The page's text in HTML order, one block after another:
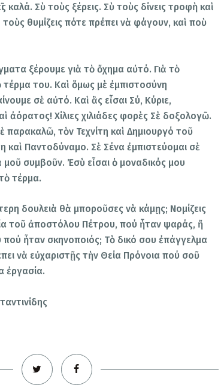
καλά. Σὺ τοὺς ξέρεις. Σὺ τοὺς δίνεις τροφὴ καὶ
θυμίζεις πότε πρέπει νὰ φάγουν, καὶ ποὺ
ξέρουμε γιὰ τὸ ὄχημα αὐτό. Γιὰ τὸ
τέρμα του. Καὶ ὅμως μὲ ἐμπιστοσύνη
σὲ αὐτό. Καὶ ἂς εἶσαι Σύ, Κύριε,
ἀόρατος! Χίλιες χιλιάδες φορὲς Σὲ δοξολογῶ.
παρακαλῶ, τὸν Τεχνίτη καὶ Δημιουργό τοῦ
καὶ Παντοδύναμο. Σὲ Σένα ἐμπιστεύομαι σὲ
μοῦ συμβοῦν. Ἐσὺ εἶσαι ὁ μοναδικός μου
τέρμα.
δουλειὰ θὰ μποροῦσες νὰ κάμῃς; Νομίζεις
τοῦ ἀποστόλου Πέτρου, πού ἦταν ψαράς, ἤ
ἦταν σκηνοποιός; Τὸ δικό σου ἐπάγγελμα
νὰ εὐχαριστῇς τὴν Θεία Πρόνοια πού σοῦ
ἐργασία.